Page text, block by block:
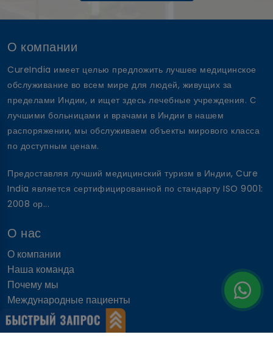
О компании
CureIndia имеет целью предложить лучшее медицинское
обслуживание во всем мире для людей, живущих за
пределами Индии, и ищет здесь лечебные учреждения. С
лучшими больницами и врачами в Индии в нашем
распоряжении, мы обслуживаем объекты мирового класса
по доступным ценам.
Предоставляя лучший медицинский туризм в Индии, Cure
India является сертифицированной по стандарту ISO 9001:
2008 ор...
О нас
О компании
Наша команда
Почему мы
Международные пациенты
Почему Индия
Быстрые ссылки